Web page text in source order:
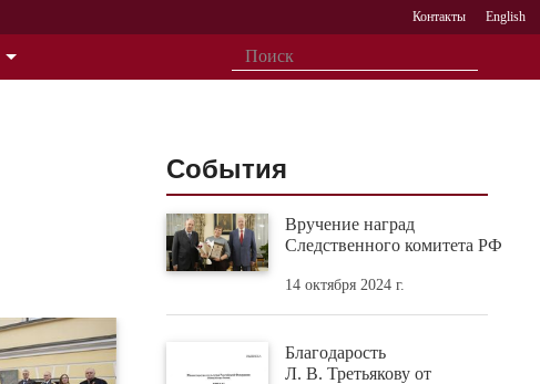
Контакты English
События
Вручение наград
Следственного комитета РФ
14 октября 2024 г.
Благодарость
Л. В. Третьякову от